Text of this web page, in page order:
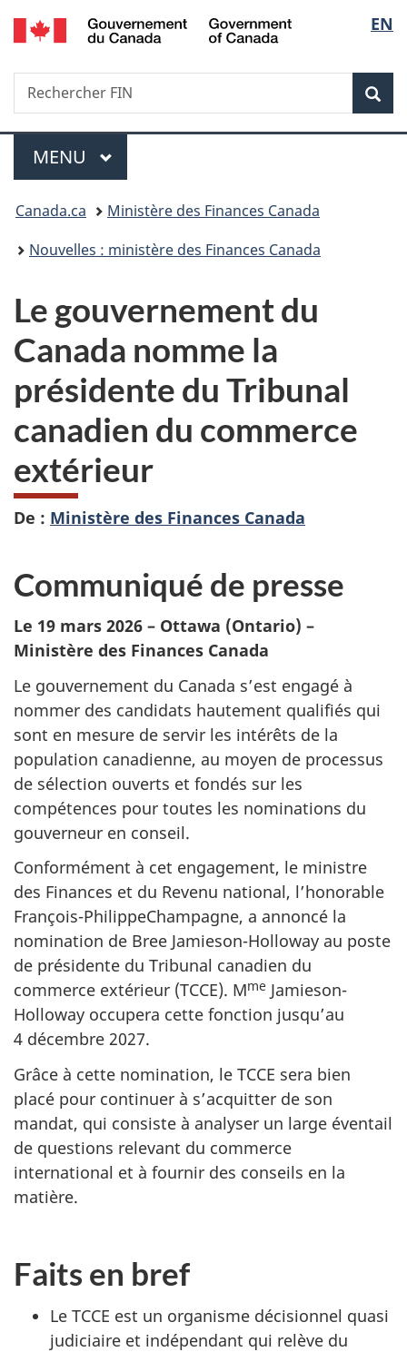
Passer
au
Passer
à
du
Passer
à
simplifiée
de
la
EN
Recherche
Rechercher
FIN
Menu
MENU PRINCIPAL
Vous
êtes
Canada.ca
Ministère des Finances Canada
Nouvelles : ministère des Finances Canada
Le gouvernement du
Canada nomme la
présidente du Tribunal
canadien du commerce
extérieur
De : Ministère des Finances Canada
Communiqué de presse
Le 19 mars 2026 – Ottawa (Ontario) –
Ministère des Finances Canada
Le gouvernement du Canada s’est engagé à
nommer des candidats hautement qualifiés qui
sont en mesure de servir les intérêts de la
population canadienne, au moyen de processus
de sélection ouverts et fondés sur les
compétences pour toutes les nominations du
gouverneur en conseil.
Conformément à cet engagement, le ministre
des Finances et du Revenu national, l’honorable
François-PhilippeChampagne, a annoncé la
nomination de Bree Jamieson-Holloway au poste
de présidente du Tribunal canadien du
commerce extérieur (TCCE). Mme Jamieson-
Holloway occupera cette fonction jusqu’au
4 décembre 2027.
Grâce à cette nomination, le TCCE sera bien
placé pour continuer à s’acquitter de son
mandat, qui consiste à analyser un large éventail
de questions relevant du commerce
international et à fournir des conseils en la
matière.
Faits en bref
Le TCCE est un organisme décisionnel quasi
judiciaire et indépendant qui relève du